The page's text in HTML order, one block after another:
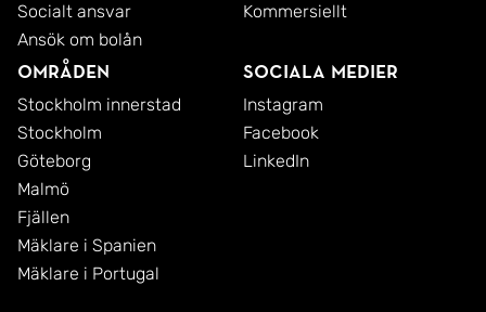
Socialt ansvar
Ansök om bolån
Kommersiellt
Områden
Stockholm innerstad
Stockholm
Göteborg
Malmö
Fjällen
Mäklare i Spanien
Mäklare i Portugal
Sociala medier
Instagram
Facebook
LinkedIn